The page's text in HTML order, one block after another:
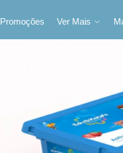
Promoções Ver Mais